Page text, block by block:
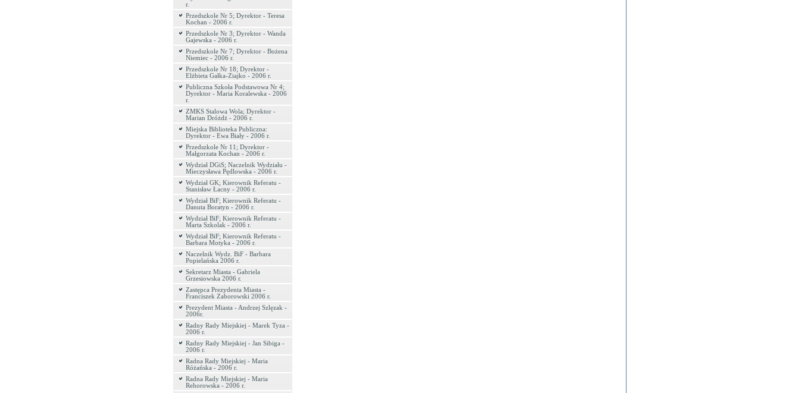
r.
Przedszkole Nr 5; Dyrektor - Teresa
Kochan - 2006 r.
Przedszkole Nr 3; Dyrektor - Wanda
Gajewska - 2006 r.
Przedszkole Nr 7; Dyrektor - Bożena
Niemiec - 2006 r.
Przedszkole Nr 18; Dyrektor -
Elżbieta Gałka-Ziajko - 2006 r.
Publiczna Szkoła Podstawowa Nr 4;
Dyrektor - Maria Koralewska - 2006
r.
ZMKS Stalowa Wola; Dyrektor -
Marian Dróżdż - 2006 r.
Miejska Biblioteka Publiczna:
Dyrektor - Ewa Biały - 2006 r.
Przedszkole Nr 11; Dyrektor -
Małgorzata Kochan - 2006 r.
Wydział DGiS; Naczelnik Wydziału -
Mieczysława Pędlowska - 2006 r.
Wydział GK; Kierownik Referatu -
Stanisław Łacny - 2006 r.
Wydział BiF; Kierownik Referatu -
Danuta Boratyn - 2006 r.
Wydział BiF; Kierownik Referatu -
Marta Szkolak - 2006 r.
Wydział BiF; Kierownik Referatu -
Barbara Motyka - 2006 r.
Naczelnik Wydz. BiF - Barbara
Popielańska 2006 r.
Sekretarz Miasta - Gabriela
Grzesiowska 2006 r.
Zastępca Prezydenta Miasta -
Franciszek Zaborowski 2006 r.
Prezydent Miasta - Andrzej Szlęzak -
2006r.
Radny Rady Miejskiej - Marek Tyza -
2006 r.
Radny Rady Miejskiej - Jan Sibiga -
2006 r.
Radna Rady Miejskiej - Maria
Różańska - 2006 r.
Radna Rady Miejskiej - Maria
Rehorowska - 2006 r.